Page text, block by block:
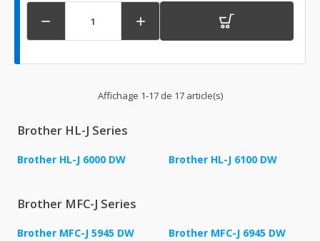
 
Affichage 1-17 de 17 article(s)
Brother HL-J Series
Brother HL-J 6000 DW Brother HL-J 6100 DW
Brother MFC-J Series
Brother MFC-J 5945 DW Brother MFC-J 6945 DW